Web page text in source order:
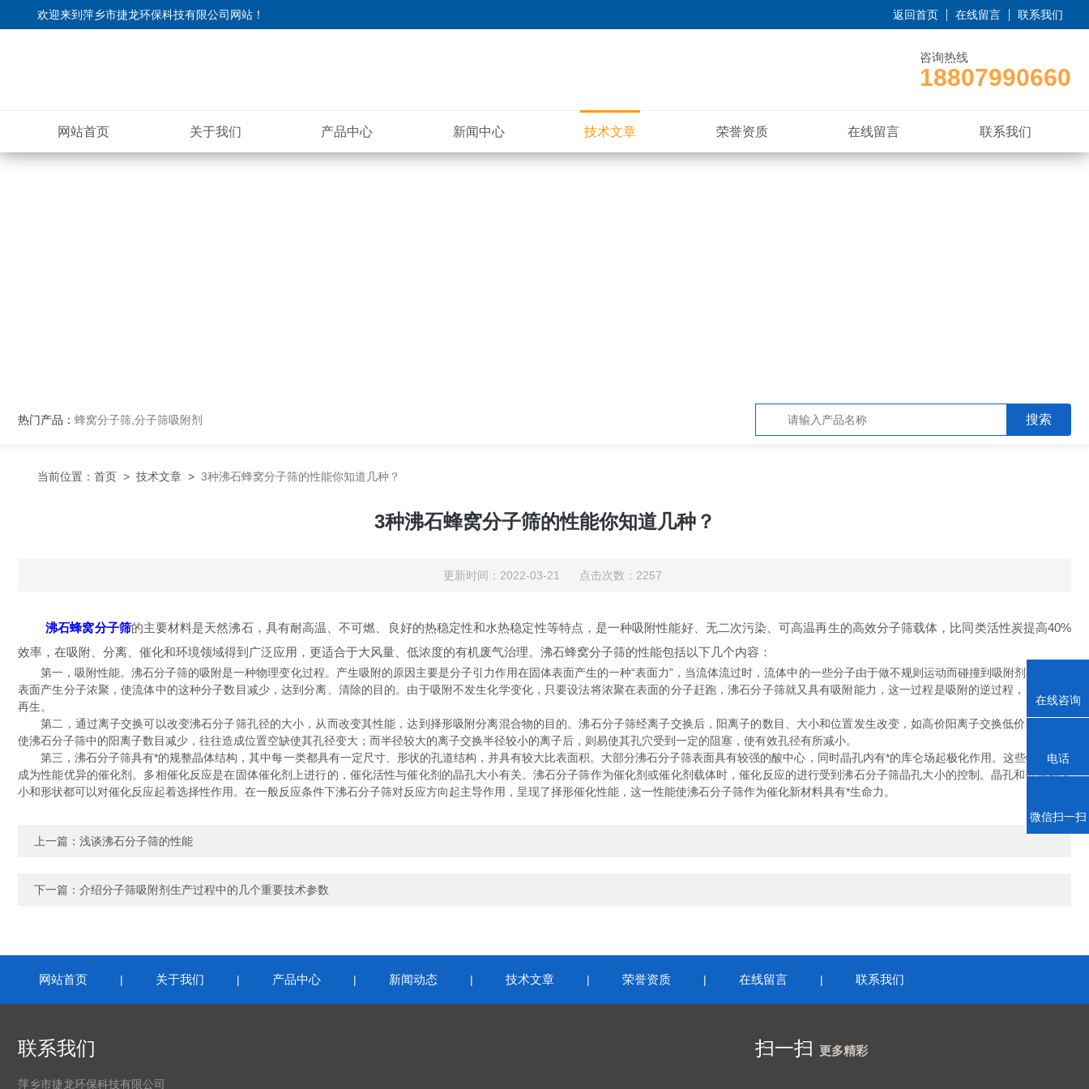
欢迎来到萍乡市捷龙环保科技有限公司网站 ！ 返回首页 在线留言 联系我们
咨询热线
18807990660
网站首页 关于我们 产品中心 新闻中心 技术文章 荣誉资质 在线留言 联系我们
热门产品： 蜂窝分子筛,分子筛吸附剂
当前位置： 首页 > 技术文章 > 3种沸石蜂窝分子筛的性能你知道几种？
3种沸石蜂窝分子筛的性能你知道几种？
更新时间：2022-03-21 点击次数：2257
沸石蜂窝分子筛的主要材料是天然沸石，具有耐高温、不可燃、良好的热稳定性和水热稳定性等特点，是一种吸附性能好、无二次污染、可高温再生的高效分子筛载体，比同类活性炭提高40%
效率，在吸附、分离、催化和环境领域得到广泛应用，更适合于大风量、低浓度的有机废气治理。沸石蜂窝分子筛的性能包括以下几个内容：
第一，吸附性能。沸石分子筛的吸附是一种物理变化过程。产生吸附的原因主要是分子引力作用在固体表面产生的一种“表面力”，当流体流过时，流体中的一些分子由于做不规则运动而碰撞到吸附剂表面，在
表面产生分子浓聚，使流体中的这种分子数目减少，达到分离、清除的目的。由于吸附不发生化学变化，只要设法将浓聚在表面的分子赶跑，沸石分子筛就又具有吸附能力，这一过程是吸附的逆过程，叫解析或
再生。
第二，通过离子交换可以改变沸石分子筛孔径的大小，从而改变其性能，达到择形吸附分离混合物的目的。沸石分子筛经离子交换后，阳离子的数目、大小和位置发生改变，如高价阳离子交换低价阳离子后
使沸石分子筛中的阳离子数目减少，往往造成位置空缺使其孔径变大；而半径较大的离子交换半径较小的离子后，则易使其孔穴受到一定的阻塞，使有效孔径有所减小。
第三，沸石分子筛具有*的规整晶体结构，其中每一类都具有一定尺寸、形状的孔道结构，并具有较大比表面积。大部分沸石分子筛表面具有较强的酸中心，同时晶孔内有*的库仑场起极化作用。这些特性使它
成为性能优异的催化剂。多相催化反应是在固体催化剂上进行的，催化活性与催化剂的晶孔大小有关。沸石分子筛作为催化剂或催化剂载体时，催化反应的进行受到沸石分子筛晶孔大小的控制。晶孔和孔道的大
小和形状都可以对催化反应起着选择性作用。在一般反应条件下沸石分子筛对反应方向起主导作用，呈现了择形催化性能，这一性能使沸石分子筛作为催化新材料具有*生命力。
上一篇： 浅谈沸石分子筛的性能
下一篇： 介绍分子筛吸附剂生产过程中的几个重要技术参数
网站首页 | 关于我们 | 产品中心 | 新闻动态 | 技术文章 | 荣誉资质 | 在线留言 | 联系我们
联系我们
萍乡市捷龙环保科技有限公司
扫一扫 更多精彩
在线咨询
电话
微信扫一扫